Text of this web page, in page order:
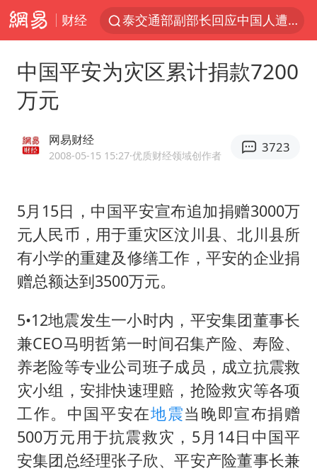
财经
泰交通部副部长回应中国人遭歧视手势
段绚竞因公牺牲 年仅44岁
男子结婚8年3个女儿均非亲生
“不建议大家买深色蛋糕”
台风白海豚逼近 暴雨大暴雨来袭
男子杀人后逃进深山21年活得像野人
公司“上四休三”但要降薪1000元
OpenAI为免费用户升级GPT-5.6 Luna
47岁妈妈突然产女 26岁女儿：很震惊
97岁英国奶奶飞上天再破吉尼斯纪录
“中国蔬菜之乡”最高温达41.8℃
如何把百年大党建设得更加坚强有力？
中国平安为灾区累计捐款7200
万元
网易财经
2008-05-15 15:27·优质财经领域创作者
3723
5月15日，中国平安宣布追加捐赠3000万
元人民币，用于重灾区汶川县、北川县所
有小学的重建及修缮工作，平安的企业捐
赠总额达到3500万元。
5•12地震发生一小时内，平安集团董事长
兼CEO马明哲第一时间召集产险、寿险、
养老险等专业公司班子成员，成立抗震救
灾小组，安排快速理赔，抢险救灾等各项
工作。中国平安在地震当晚即宣布捐赠
500万元用于抗震救灾，5月14日中国平
安集团总经理张子欣、平安产险董事长兼